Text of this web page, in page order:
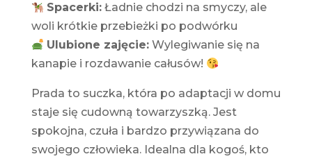
Spacerki: Ładnie chodzi na smyczy, ale
woli krótkie przebieżki po podwórku
Ulubione zajęcie: Wylegiwanie się na
kanapie i rozdawanie całusów!
Prada to suczka, która po adaptacji w domu
staje się cudowną towarzyszką. Jest
spokojna, czuła i bardzo przywiązana do
swojego człowieka. Idealna dla kogoś, kto